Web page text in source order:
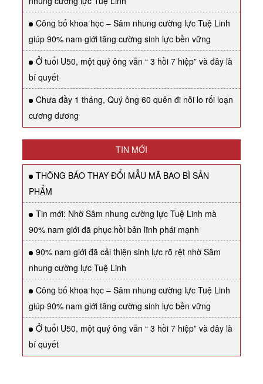
Công bố khoa học – Sâm nhung cường lực Tuệ Linh
giúp 90% nam giới tăng cường sinh lực bền vững
Ở tuổi U50, một quý ông vẫn “ 3 hồi 7 hiệp” và đây là
bí quyết
Chưa đầy 1 tháng, Quý ông 60 quên đi nỗi lo rối loạn
cương dương
TIN MỚI
THÔNG BÁO THAY ĐỔI MẪU MÃ BAO BÌ SẢN
PHẨM
Tin mới: Nhờ Sâm nhung cường lực Tuệ Linh mà
90% nam giới đã phục hồi bản lĩnh phái mạnh
90% nam giới đã cải thiện sinh lực rõ rệt nhờ Sâm
nhung cường lực Tuệ Linh
Công bố khoa học – Sâm nhung cường lực Tuệ Linh
giúp 90% nam giới tăng cường sinh lực bền vững
Ở tuổi U50, một quý ông vẫn “ 3 hồi 7 hiệp” và đây là
bí quyết